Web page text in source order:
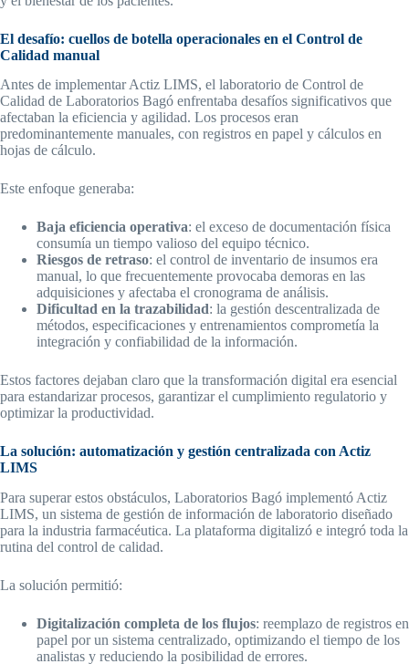
El desafío: cuellos de botella operacionales en el Control de
Calidad manual
Antes de implementar Actiz LIMS, el laboratorio de Control de
Calidad de Laboratorios Bagó enfrentaba desafíos significativos que
afectaban la eficiencia y agilidad. Los procesos eran
predominantemente manuales, con registros en papel y cálculos en
hojas de cálculo.
Este enfoque generaba:
Baja eficiencia operativa: el exceso de documentación física
consumía un tiempo valioso del equipo técnico.
Riesgos de retraso: el control de inventario de insumos era
manual, lo que frecuentemente provocaba demoras en las
adquisiciones y afectaba el cronograma de análisis.
Dificultad en la trazabilidad: la gestión descentralizada de
métodos, especificaciones y entrenamientos comprometía la
integración y confiabilidad de la información.
Estos factores dejaban claro que la transformación digital era esencial
para estandarizar procesos, garantizar el cumplimiento regulatorio y
optimizar la productividad.
La solución: automatización y gestión centralizada con Actiz
LIMS
Para superar estos obstáculos, Laboratorios Bagó implementó Actiz
LIMS, un sistema de gestión de información de laboratorio diseñado
para la industria farmacéutica. La plataforma digitalizó e integró toda la
rutina del control de calidad.
La solución permitió:
Digitalización completa de los flujos: reemplazo de registros en
papel por un sistema centralizado, optimizando el tiempo de los
analistas y reduciendo la posibilidad de errores.